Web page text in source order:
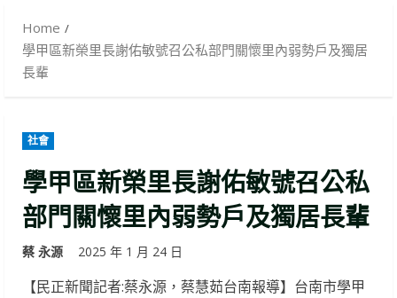
Home
學甲區新榮里長謝佑敏號召公私部門關懷里內弱勢戶及獨居
長輩
社會
學甲區新榮里長謝佑敏號召公私
部門關懷里內弱勢戶及獨居長輩
蔡 永源 2025 年 1 月 24 日
【民正新聞記者:蔡永源，蔡慧茹台南報導】台南市學甲